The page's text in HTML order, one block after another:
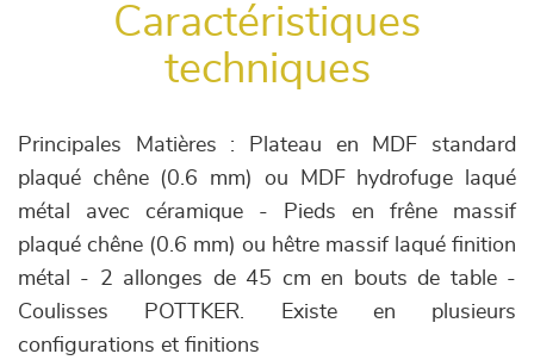
Caractéristiques
techniques
Principales Matières : Plateau en MDF standard
plaqué chêne (0.6 mm) ou MDF hydrofuge laqué
métal avec céramique - Pieds en frêne massif
plaqué chêne (0.6 mm) ou hêtre massif laqué finition
métal - 2 allonges de 45 cm en bouts de table -
Coulisses POTTKER. Existe en plusieurs
configurations et finitions